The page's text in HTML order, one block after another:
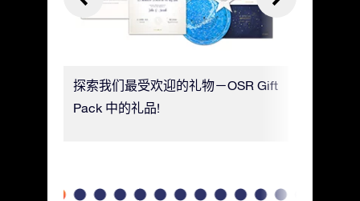
探索我们最受欢迎的礼物－OSR Gift
Pack 中的礼品!